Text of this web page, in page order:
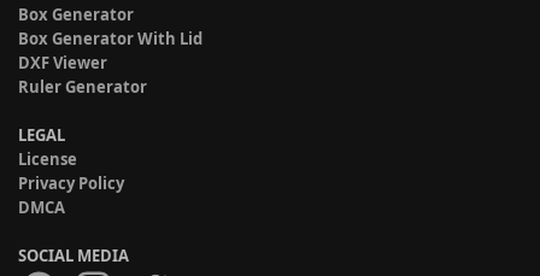
Box Generator
Box Generator With Lid
DXF Viewer
Ruler Generator
LEGAL
License
Privacy Policy
DMCA
SOCIAL MEDIA